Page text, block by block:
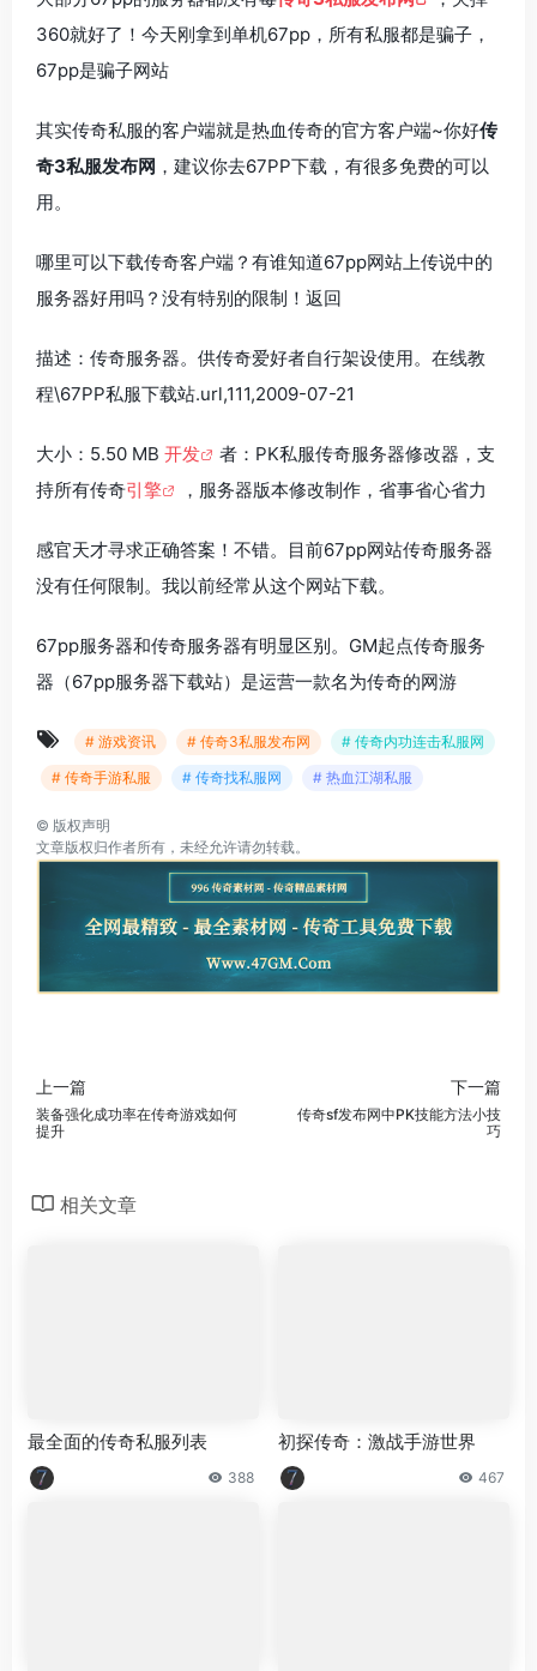
360就好了！今天刚拿到单机67pp，所有私服都是骗子，
67pp是骗子网站
其实传奇私服的客户端就是热血传奇的官方客户端~你好传
奇3私服发布网 ，建议你去67PP下载，有很多免费的可以
用。
哪里可以下载传奇客户端？有谁知道67pp网站上传说中的
服务器好用吗？没有特别的限制！返回
描述：传奇服务器。供传奇爱好者自行架设使用。在线教
程\67PP私服下载站.url,111,2009-07-21
大小：5.50 MB 开发
者：PK私服传奇服务器修改器，支
持所有传奇引擎 ，服务器版本修改制作，省事省心省力
感官天才寻求正确答案！不错。目前67pp网站传奇服务器
没有任何限制。我以前经常从这个网站下载。
67pp服务器和传奇服务器有明显区别。GM起点传奇服务
器（67pp服务器下载站）是运营一款名为传奇的网游
# 游戏资讯 # 传奇3私服发布网
# 传奇内功连击私服网
# 传奇手游私服
# 传奇找私服网 # 热血江湖私服
© 版权声明
文章版权归作者所有，未经允许请勿转载。
上一篇
装备强化成功率在传奇游戏如何
提升
下一篇
传奇sf发布网中PK技能方法小技
巧
相关文章
最全面的传奇私服列表
388
初探传奇：激战手游世界
467